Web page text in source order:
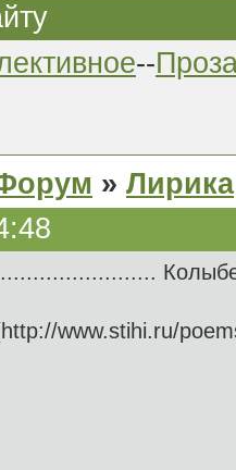
--
» Лирика
www.stihi.ru/